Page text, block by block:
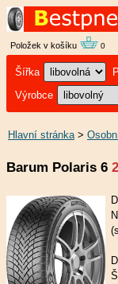
Položek v košíku 0
Šířka
Výrobce
Hlavní stránka>
Barum Polaris 6